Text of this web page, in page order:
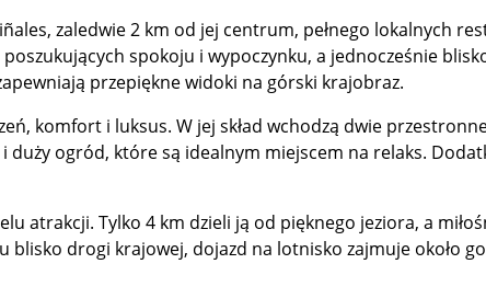
zaledwie 2 km od jej centrum, pełnego lokalnych
spokoju i wypoczynku, a jednocześnie
przepiękne widoki na górski krajobraz.
komfort i luksus. W jej skład wchodzą dwie
duży ogród, które są idealnym miejscem na relaks.
atrakcji. Tylko 4 km dzieli ją od pięknego jeziora, a
blisko drogi krajowej, dojazd na lotnisko zajmuje około